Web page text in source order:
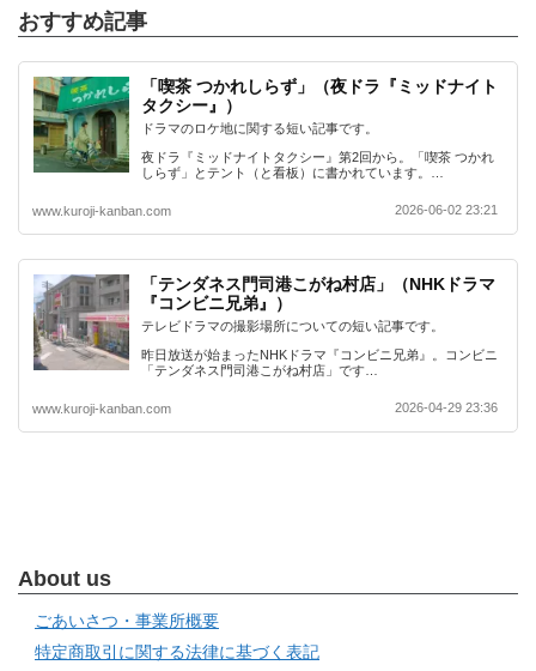
おすすめ記事
「喫茶 つかれしらず」（夜ドラ『ミッドナイト
タクシー』）
ドラマのロケ地に関する短い記事です。
夜ドラ『ミッドナイトタクシー』第2回から。「喫茶 つかれ
しらず」とテント（と看板）に書かれています。…
www.kuroji-kanban.com 2026-06-02 23:21
「テンダネス門司港こがね村店」（NHKドラマ
『コンビニ兄弟』）
テレビドラマの撮影場所についての短い記事です。
昨日放送が始まったNHKドラマ『コンビニ兄弟』。コンビニ
「テンダネス門司港こがね村店」です…
www.kuroji-kanban.com 2026-04-29 23:36
About us
ごあいさつ・事業所概要
特定商取引に関する法律に基づく表記